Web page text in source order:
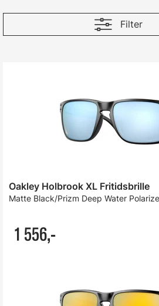
Filter
Oakley Holbrook XL Fritidsbrille
Matte Black/Prizm Deep Water
1 556,-